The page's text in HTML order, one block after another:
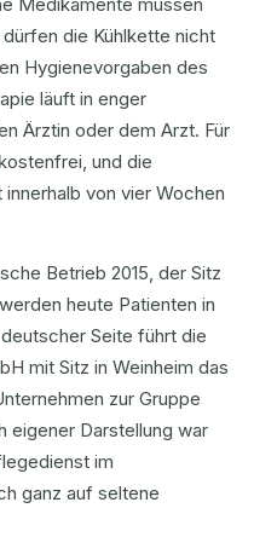
die Kühlkette nicht
Hygienevorgaben des
läuft in enger
Ärztin oder dem Arzt. Für
und die
von vier Wochen
Betrieb 2015, der Sitz
heute Patienten in
Seite führt die
mit Sitz in Weinheim das
zur Gruppe
eigener Darstellung war
im
ganz auf seltene